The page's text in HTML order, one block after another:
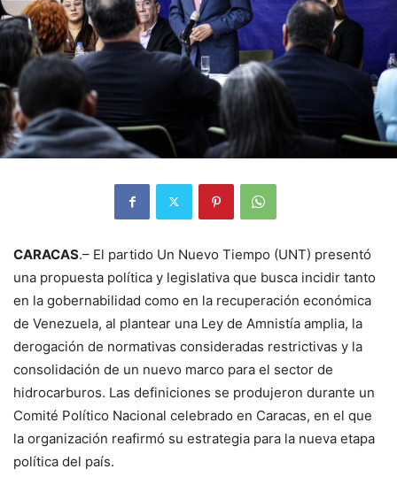
CARACAS.– El partido Un Nuevo Tiempo (UNT) presentó
una propuesta política y legislativa que busca incidir tanto
en la gobernabilidad como en la recuperación económica
de Venezuela, al plantear una Ley de Amnistía amplia, la
derogación de normativas consideradas restrictivas y la
consolidación de un nuevo marco para el sector de
hidrocarburos. Las definiciones se produjeron durante un
Comité Político Nacional celebrado en Caracas, en el que
la organización reafirmó su estrategia para la nueva etapa
política del país.